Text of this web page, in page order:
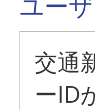
交通
ーID